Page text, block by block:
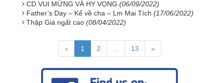
CD VUI MỪNG VÀ HY VỌNG (06/09/2022)
Father’s Day – Kể về cha – Lm Mai Tích (17/06/2022)
Thập Giá ngất cao (08/04/2022)
« 1 2 13 »